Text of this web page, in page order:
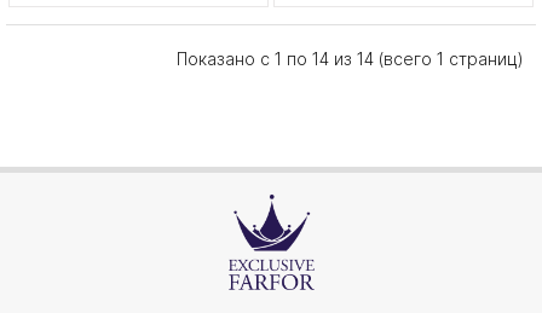
Показано с 1 по 14 из 14 (всего 1 страниц)